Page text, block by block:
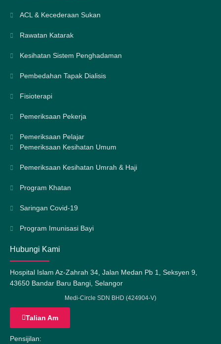
ACL & Kecederaan Sukan
Rawatan Katarak
Kesihatan Sistem Penghadaman
Pembedahan Tapak Dialisis
Fisioterapi
Pemeriksaan Pekerja
Pemeriksaan Pelajar
Pemeriksaan Kesihatan Umum
Pemeriksaan Kesihatan Umrah & Haji
Program Khatan
Saringan Covid-19
Program Imunisasi Bayi
Hubungi Kami
Hospital Islam Az-Zahrah 34, Jalan Medan Pb 1, Seksyen 9,
43650 Bandar Baru Bangi, Selangor
Medi-Circle SDN BHD (424904-V)
Talian Am
Pensijilan: